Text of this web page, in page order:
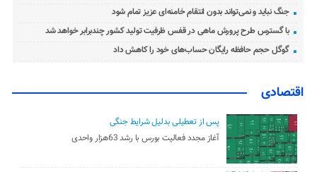
جنگ نباید و نمی‌تواند بدون انتقام خامنه‌ای عزیز تمام شود
با گسترس طرح پرورش ماهی در قفس ظرفیت تولید کشور چندبرابر خواهد شد
گوگل حجم حافظه رایگان حساب‌های خود را کاهش داد
اقتصادی
پس از تعطیلی بدلیل شرایط جنگی
آغاز مجدد فعالیت بورس با رشد 63هزار واحدی